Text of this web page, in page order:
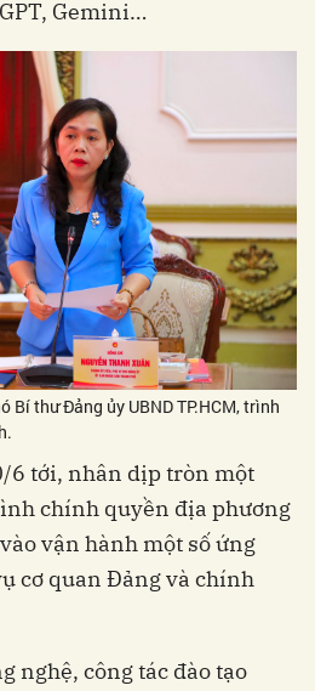
Gemini…
Bí thư Đảng ủy UBND TP.HCM, trình
6 tới, nhân dịp tròn một
chính quyền địa phương
vận hành một số ứng
cơ quan Đảng và chính
nghệ, công tác đào tạo